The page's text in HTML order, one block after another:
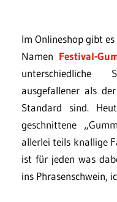
Im Onlineshop gibt
Namen Festival-
unterschiedliche
ausgefallener als
Standard sind.
geschnittene
allerlei teils knallige
ist für jeden was
ins Phrasenschwein,